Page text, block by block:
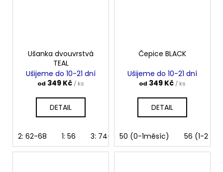
Ušanka dvouvrstvá
TEAL
Ušijeme do 10-21 dní
od 349 Kč / ks
DETAIL
2: 62-68 1: 56 3: 74-80 4: 86-92 5: 98-104
Čepice BLACK
Ušijeme do 10-21 dní
od 349 Kč / ks
DETAIL
50 (0-1měsíc) 56 (1-2